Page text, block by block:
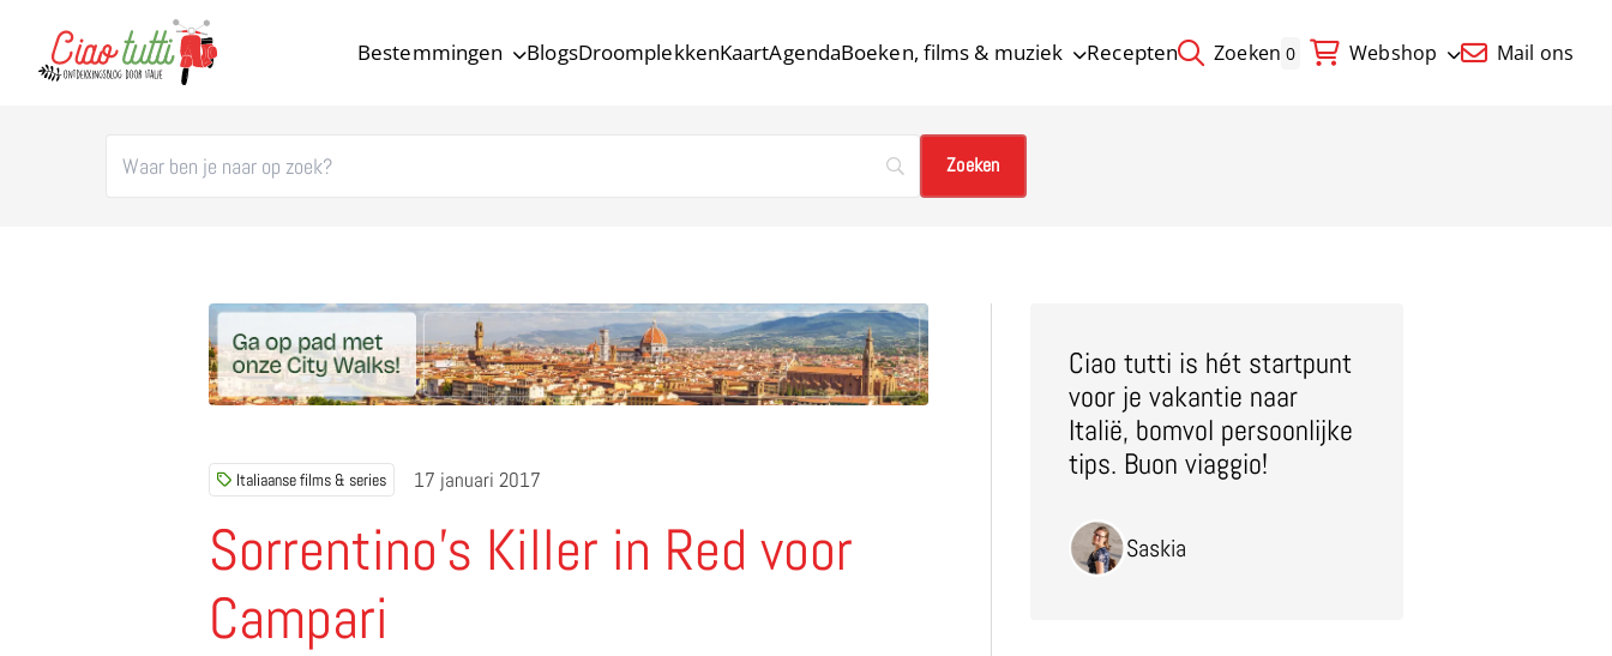
Bestemmingen BlogsDroomplekkenKaartAgendaBoeken, films & muziek Recepten Zoeken 0 Webshop Mail ons
Italiaanse films & series 17 januari 2017
Sorrentino’s Killer in Red voor
Campari
Ciao tutti is hét startpunt
voor je vakantie naar
Italië, bomvol persoonlijke
tips. Buon viaggio!
Saskia